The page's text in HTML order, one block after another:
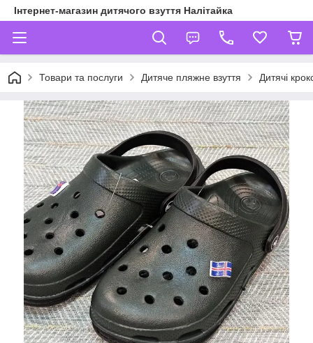
Інтернет-магазин дитячого взуття Налітайка
Товари та послуги Дитяче пляжне взуття Дитячі